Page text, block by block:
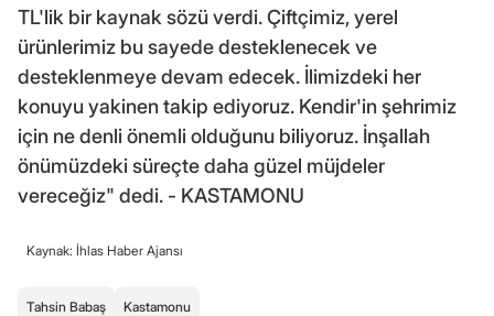
TL'lik bir kaynak sözü verdi. Çiftçimiz, yerel
ürünlerimiz bu sayede desteklenecek ve
desteklenmeye devam edecek. İlimizdeki her
konuyu yakinen takip ediyoruz. Kendir'in şehrimiz
için ne denli önemli olduğunu biliyoruz. İnşallah
önümüzdeki süreçte daha güzel müjdeler
vereceğiz" dedi. - KASTAMONU
Kaynak: İhlas Haber Ajansı
Tahsin Babaş Kastamonu